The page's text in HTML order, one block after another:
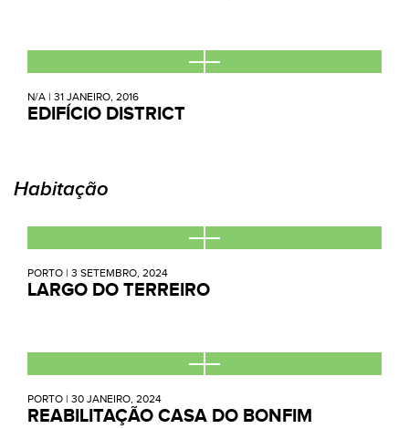
N/A | 31 JANEIRO, 2016
EDIFÍCIO DISTRICT
Habitação
PORTO | 3 SETEMBRO, 2024
LARGO DO TERREIRO
PORTO | 30 JANEIRO, 2024
REABILITAÇÃO CASA DO BONFIM